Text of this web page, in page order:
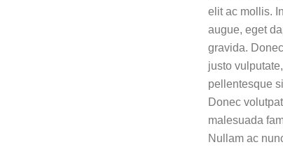
elit ac mollis.
augue, eget
gravida.
justo
pellentesque
Donec
malesuada
Nullam ac